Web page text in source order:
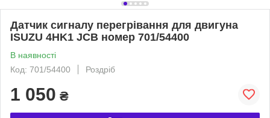
Датчик сигналу перегрівання для двигуна
ISUZU 4HK1 JCB номер 701/54400
В наявності
Код: 701/54400
Роздріб
1 050 ₴